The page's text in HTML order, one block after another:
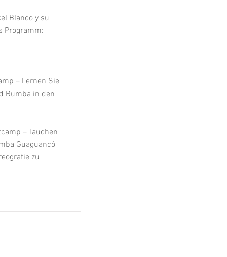
Blanco y su
Programm:
– Lernen Sie
Rumba in den
– Tauchen
Guaguancó
zu